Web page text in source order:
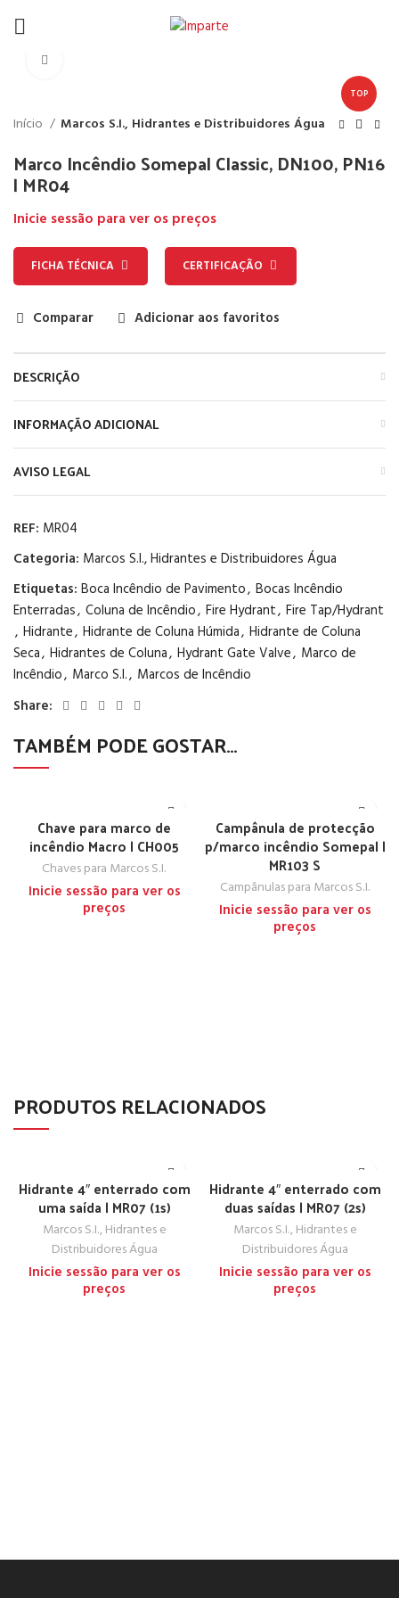
TOP
Início Marcos S.I., Hidrantes e Distribuidores Água
Marco Incêndio Somepal Classic, DN100, PN16
| MR04
Inicie sessão para ver os preços
FICHA TÉCNICA CERTIFICAÇÃO
Comparar Adicionar aos favoritos
DESCRIÇÃO
INFORMAÇÃO ADICIONAL
AVISO LEGAL
REF: MR04
Categoria: Marcos S.I., Hidrantes e Distribuidores Água
Etiquetas: Boca Incêndio de Pavimento, Bocas Incêndio
Enterradas, Coluna de Incêndio, Fire Hydrant, Fire Tap/Hydrant
, Hidrante, Hidrante de Coluna Húmida, Hidrante de Coluna
Seca, Hidrantes de Coluna, Hydrant Gate Valve, Marco de
Incêndio, Marco S.I., Marcos de Incêndio
Share:
TAMBÉM PODE GOSTAR…
Chave para marco de
incêndio Macro | CH005
Chaves para Marcos S.I.
Inicie sessão para ver os
preços
Campânula de protecção
p/marco incêndio Somepal |
MR103 S
Campânulas para Marcos S.I.
Inicie sessão para ver os
preços
PRODUTOS RELACIONADOS
Hidrante 4″ enterrado com
uma saída | MR07 (1s)
Marcos S.I., Hidrantes e
Distribuidores Água
Inicie sessão para ver os
preços
Hidrante 4″ enterrado com
duas saídas | MR07 (2s)
Marcos S.I., Hidrantes e
Distribuidores Água
Inicie sessão para ver os
preços